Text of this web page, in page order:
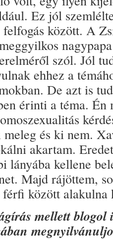
Ez jól
felfogás között. A
szól. Jól
ehhez a
De azt is
érinti a téma.
és ki nem.
akartam.
lányába kellene
Majd rájöttem,
férfi között
mellett